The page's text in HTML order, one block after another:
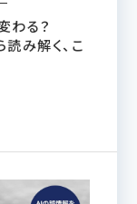
わる？
み解く、こ